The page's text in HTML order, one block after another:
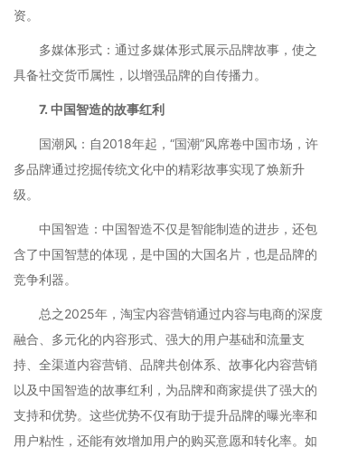
资。
多媒体形式：通过多媒体形式展示品牌故事，使之
具备社交货币属性，以增强品牌的自传播力。
7. 中国智造的故事红利
国潮风：自2018年起，“国潮”风席卷中国市场，许
多品牌通过挖掘传统文化中的精彩故事实现了焕新升
级。
中国智造：中国智造不仅是智能制造的进步，还包
含了中国智慧的体现，是中国的大国名片，也是品牌的
竞争利器。
总之2025年，淘宝内容营销通过内容与电商的深度
融合、多元化的内容形式、强大的用户基础和流量支
持、全渠道内容营销、品牌共创体系、故事化内容营销
以及中国智造的故事红利，为品牌和商家提供了强大的
支持和优势。这些优势不仅有助于提升品牌的曝光率和
用户粘性，还能有效增加用户的购买意愿和转化率。如